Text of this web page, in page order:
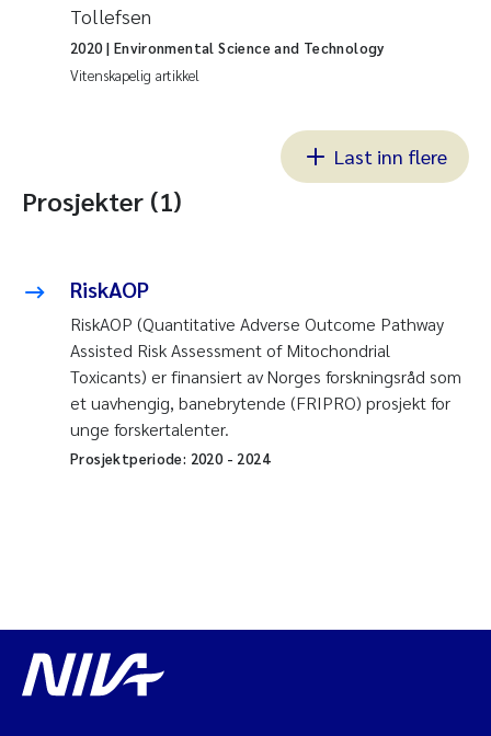
Tollefsen
Vitenskapelig artikkel
2020| Environmental Science and Technology
Last inn flere
Prosjekter (1)
RiskAOP
RiskAOP (Quantitative Adverse Outcome Pathway
Assisted Risk Assessment of Mitochondrial
Toxicants) er finansiert av Norges forskningsråd som
et uavhengig, banebrytende (FRIPRO) prosjekt for
unge forskertalenter.
Prosjektperiode: 2020- 2024